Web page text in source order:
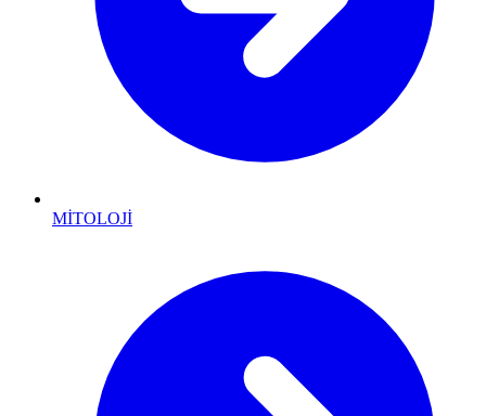
MİTOLOJİ